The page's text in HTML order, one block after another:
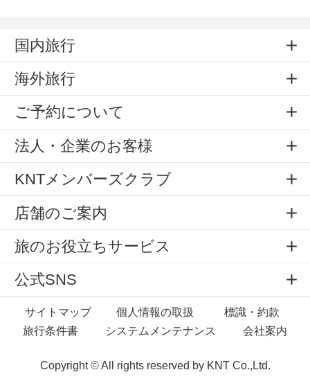
国内旅行
海外旅行
ご予約について
法人・企業のお客様
KNTメンバーズクラブ
店舗のご案内
旅のお役立ちサービス
公式SNS
サイトマップ 個人情報の取扱
標識・約款
旅行条件書
システムメンテナンス 会社案内
Copyright © All rights reserved by KNT Co.,Ltd.